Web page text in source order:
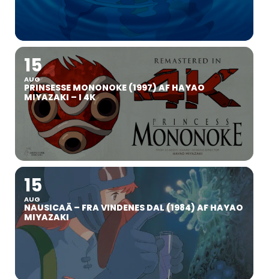
15
AUG
PRINSESSE MONONOKE (1997) AF HAYAO
MIYAZAKI – I 4K
15
AUG
NAUSICAÄ – FRA VINDENES DAL (1984) AF HAYAO
MIYAZAKI